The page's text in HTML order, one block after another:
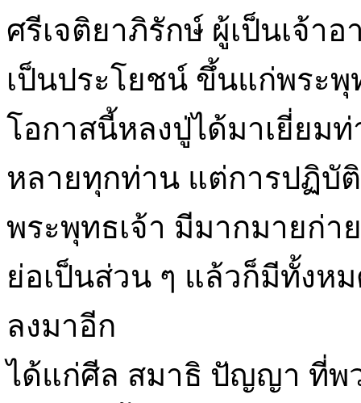
ศรีเจติยาภิรักษ์ ผู้เป็นเจ้า
เป็นประโยชน์ ขึ้นแก่พระ
โอกาสนี้หลงปู่ได้มาเยี่ยม
หลายทุกท่าน แต่การปฏิบั
พระพุทธเจ้า มีมากมายก่
ย่อเป็นส่วน ๆ แล้วก็มีทั้งห
ลงมาอีก
ได้แก่ศีล สมาธิ ปัญญา ที่พ